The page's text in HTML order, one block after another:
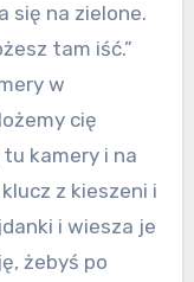
się na zielone.
tam iść.”
w
cię
kamery i na
z kieszeni i
i wiesza je
żebyś po